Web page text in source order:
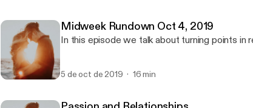
Midweek Rundown Oct 4, 2019
In this episode we talk about turning points in
5 de oct de 2019 16 min